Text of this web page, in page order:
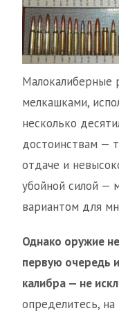
Малокалиберные
мелкашками,
несколько
достоинствам —
отдаче и
убойной силой —
вариантом для
Однако оружие
первую очередь
калибра — не
определитесь,